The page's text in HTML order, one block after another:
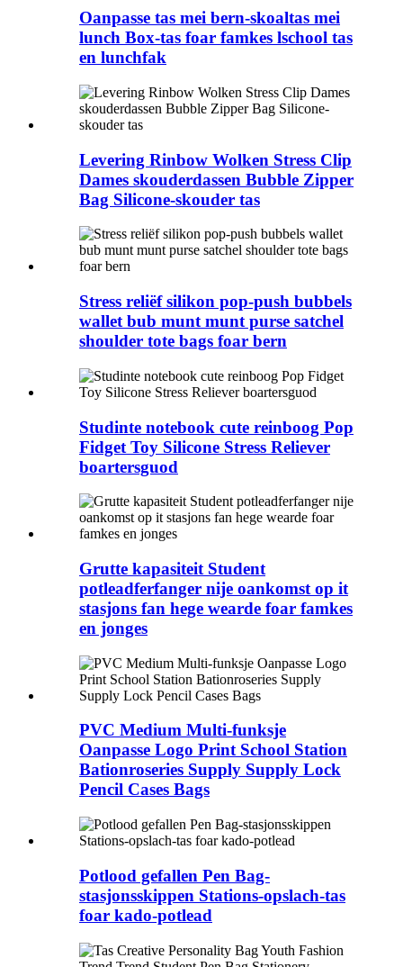
Oanpasse tas mei bern-skoaltas mei
lunch Box-tas foar famkes lschool tas
en lunchfak
Levering Rinbow Wolken Stress Clip
Dames skouderdassen Bubble Zipper
Bag Silicone-skouder tas
Stress reliëf silikon pop-push bubbels
wallet bub munt munt purse satchel
shoulder tote bags foar bern
Studinte notebook cute reinboog Pop
Fidget Toy Silicone Stress Reliever
boartersguod
Grutte kapasiteit Student
potleadferfanger nije oankomst op it
stasjons fan hege wearde foar famkes
en jonges
PVC Medium Multi-funksje
Oanpasse Logo Print School Station
Bationroseries Supply Supply Lock
Pencil Cases Bags
Potlood gefallen Pen Bag-
stasjonsskippen Stations-opslach-tas
foar kado-potlead